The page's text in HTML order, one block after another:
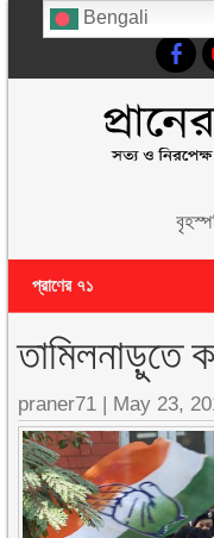
প্রাণের ৭১
তামিলনাড়ুতে
praner71 | May 23,
Bengali